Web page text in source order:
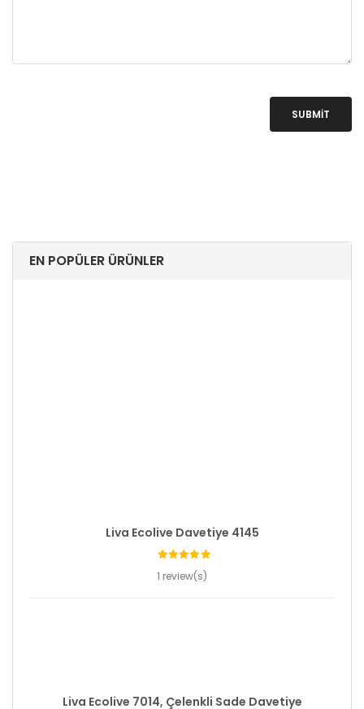
SUBMIT
EN POPÜLER ÜRÜNLER
Liva Ecolive Davetiye 4145
1 review(s)
Liva Ecolive 7014, Çelenkli Sade Davetiye